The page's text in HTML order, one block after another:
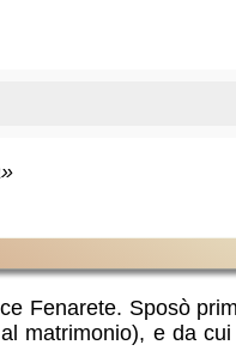
Fenarete. Sposò
matrimonio), e da